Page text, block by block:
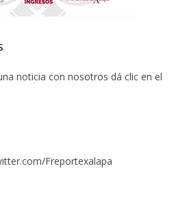
noticia con nosotros dá clic en el
Freportexalapa